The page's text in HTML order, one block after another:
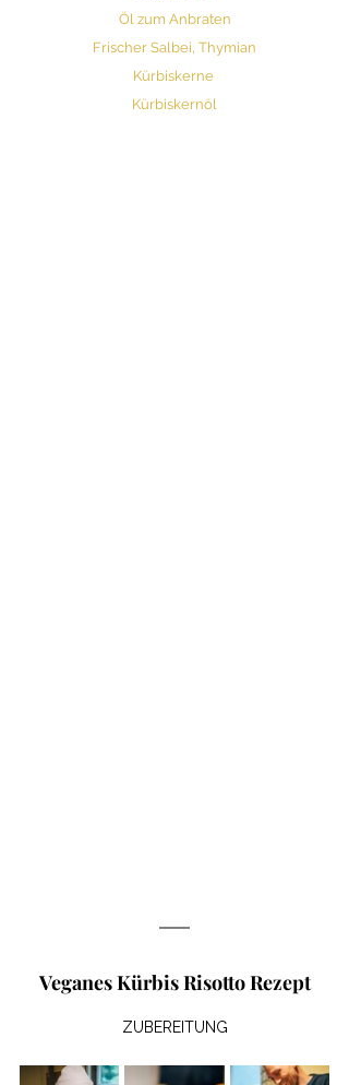
Öl zum Anbraten
Frischer Salbei, Thymian
Kürbiskerne
Kürbiskernöl
Veganes Kürbis Risotto Rezept
ZUBEREITUNG